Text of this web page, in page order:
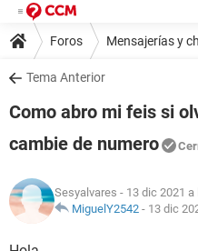
Foros Mensajerías y
Tema Anterior
Como abro mi feis si
cambie de numero
Sesyalvares - 13 dic 2021 a
MiguelY2542 - 13 dic